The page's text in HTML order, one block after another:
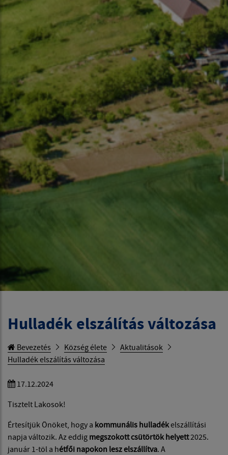
Hulladék elszálítás változása
Bevezetés Község élete
Aktualitások
Hulladék elszálítás változása
17.12.2024
Tisztelt Lakosok!
Értesítjük Önöket, hogy a kommunális hulladékelszállítási
napja változik. Az eddig megszokott csütörtök helyett2025.
január 1-töl a hétfői napokon lesz elszállítva. A